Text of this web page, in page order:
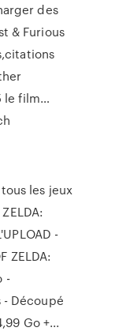
des
& Furious
le film…
tous les jeux
-
ZELDA:
-
- Découpé
Go +...